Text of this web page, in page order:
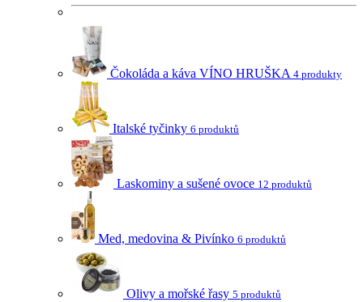
Čokoláda a káva VÍNO HRUŠKA 4 produkty
Italské tyčinky 6 produktů
Laskominy a sušené ovoce 12 produktů
Med, medovina & Pivínko 6 produktů
Olivy a mořské řasy 5 produktů